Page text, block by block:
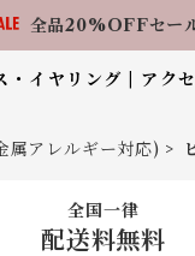
全品20%OFFセー
・イヤリング | アク
アレルギー対応)
全国一律
配送料無料